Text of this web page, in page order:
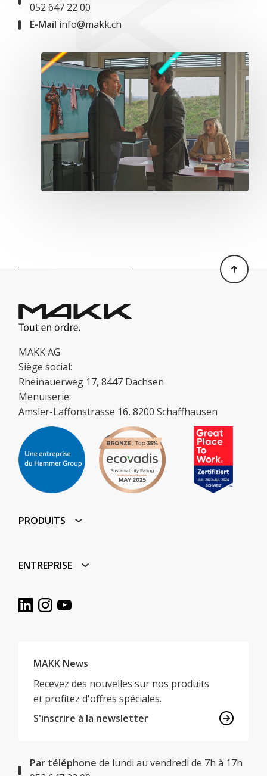
052 647 22 00
E-Mail info@makk.ch
MAKK AG
Siège social:
Rheinauerweg 17, 8447 Dachsen
Menuiserie:
Amsler-Laffonstrasse 16, 8200 Schaffhausen
PRODUITS
ENTREPRISE
MAKK News
Recevez des nouvelles sur nos produits
et profitez d'offres spéciales.
S'inscrire à la newsletter
Par téléphone de lundi au vendredi de 7h à 17h